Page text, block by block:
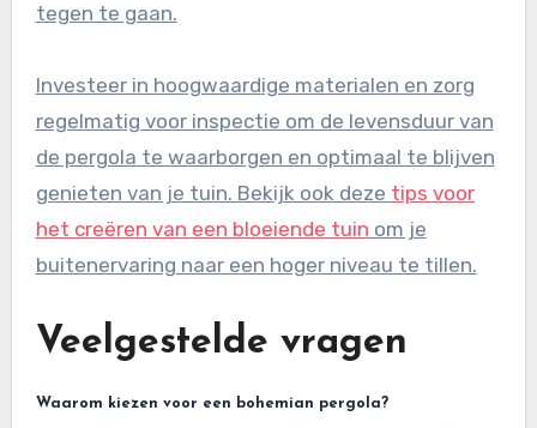
tegen te gaan.
Investeer in hoogwaardige materialen en zorg
regelmatig voor inspectie om de levensduur van
de pergola te waarborgen en optimaal te blijven
genieten van je tuin. Bekijk ook deze tips voor
het creëren van een bloeiende tuin om je
buitenervaring naar een hoger niveau te tillen.
Veelgestelde vragen
Waarom kiezen voor een bohemian pergola?